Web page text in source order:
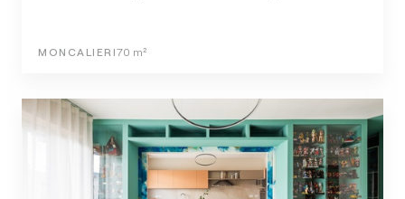
MONCALIERI70 m²